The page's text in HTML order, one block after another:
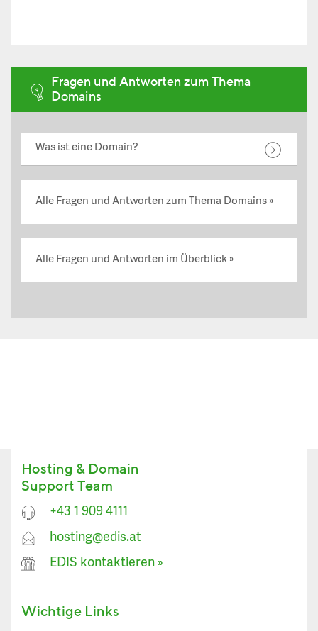
Fragen und Antworten zum Thema
Domains
Was ist eine Domain?
Alle Fragen und Antworten zum Thema Domains
Alle Fragen und Antworten im Überblick
Hosting & Domain
Support Team
+43 1 909 4111
hosting@edis.at
EDIS kontaktieren »
Wichtige Links